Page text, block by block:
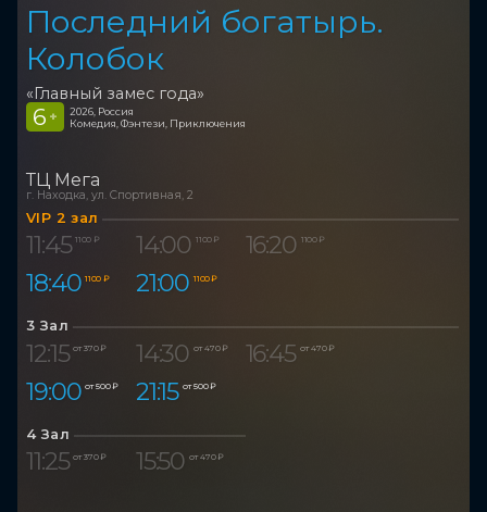
Последний богатырь.
Колобок
«Главный замес года»
6 +
2026, Россия
Комедия, Фэнтези, Приключения
ТЦ Мега
г. Находка, ул. Спортивная, 2
VIP 2 зал
11:45 1 100 ₽ 14:00 1 100 ₽ 16:20 1 100 ₽
18:40 1 100 ₽ 21:00 1 100 ₽
3 Зал
12:15 от 370 ₽ 14:30 от 470 ₽ 16:45 от 470 ₽
19:00 от 500 ₽ 21:15 от 500 ₽
4 Зал
11:25 от 370 ₽ 15:50 от 470 ₽